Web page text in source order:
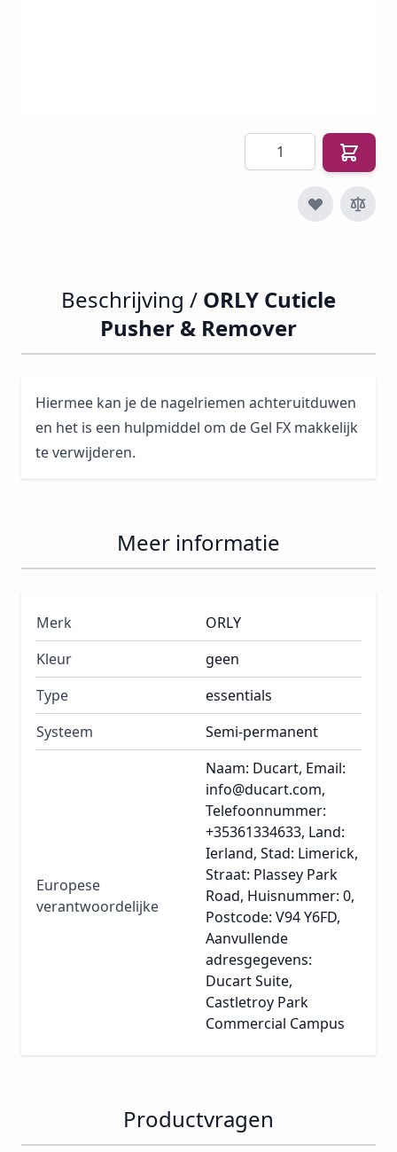
Aantal
Beschrijving / ORLY Cuticle
Pusher & Remover
Hiermee kan je de nagelriemen achteruitduwen
en het is een hulpmiddel om de Gel FX makkelijk
te verwijderen.
Meer informatie
Merk
ORLY
Kleur
geen
Type
essentials
Systeem
Semi-permanent
Europese
verantwoordelijke
Naam: Ducart, Email:
info@ducart.com,
Telefoonnummer:
+35361334633, Land:
Ierland, Stad: Limerick,
Straat: Plassey Park
Road, Huisnummer: 0,
Postcode: V94 Y6FD,
Aanvullende
adresgegevens:
Ducart Suite,
Castletroy Park
Commercial Campus
Productvragen